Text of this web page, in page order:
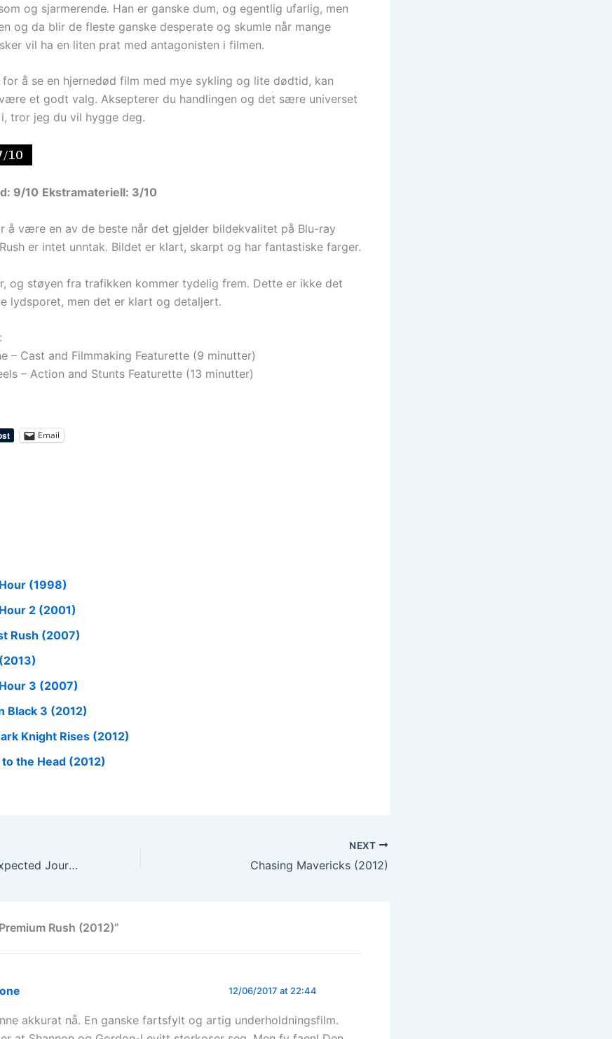
og sjarmerende. Han er ganske dum, og egentlig ufarlig, men
og da blir de fleste ganske desperate og skumle når mange
vil ha en liten prat med antagonisten i filmen.
for å se en hjernedød film med mye sykling og lite dødtid, kan
være et godt valg. Aksepterer du handlingen og det sære universet
tror jeg du vil hygge deg.
9/10 Ekstramateriell: 3/10
å være en av de beste når det gjelder bildekvalitet på Blu-ray
er intet unntak. Bildet er klart, skarpt og har fantastiske farger.
og støyen fra trafikken kommer tydelig frem. Dette er ikke det
lydsporet, men det er klart og detaljert.
– Cast and Filmmaking Featurette (9 minutter)
– Action and Stunts Featurette (13 minutter)
Email
(1998)
2 (2001)
Rush (2007)
3 (2007)
Black 3 (2012)
Knight Rises (2012)
the Head (2012)
The Hobbit: An Unexpected Journey (2012)
NEXT
Chasing Mavericks (2012)
Rush (2012)”
12/06/2017 at 22:44
akkurat nå. En ganske fartsfylt og artig underholdningsfilm.